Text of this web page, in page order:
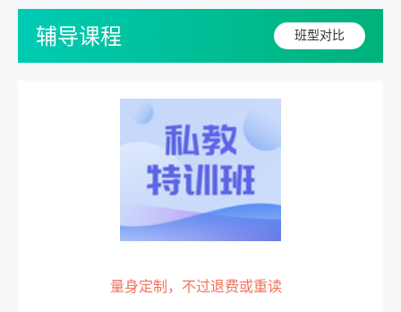
辅导课程 班型对比
量身定制，不过退费或重读